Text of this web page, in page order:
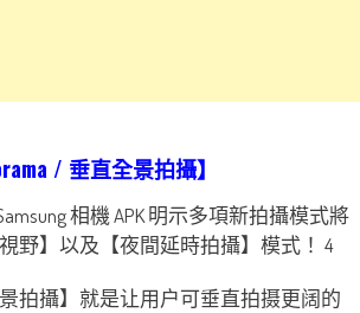
/ 垂直全景拍攝】
拍攝】就是让用户可垂直拍摄更阔的